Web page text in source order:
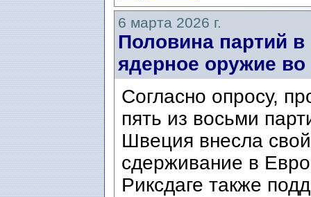
6 марта 2026 г.
Половина партий
ядерное оружие
Согласно опросу,
пять из восьми
Швеция внесла
сдерживание в
Риксдаге также